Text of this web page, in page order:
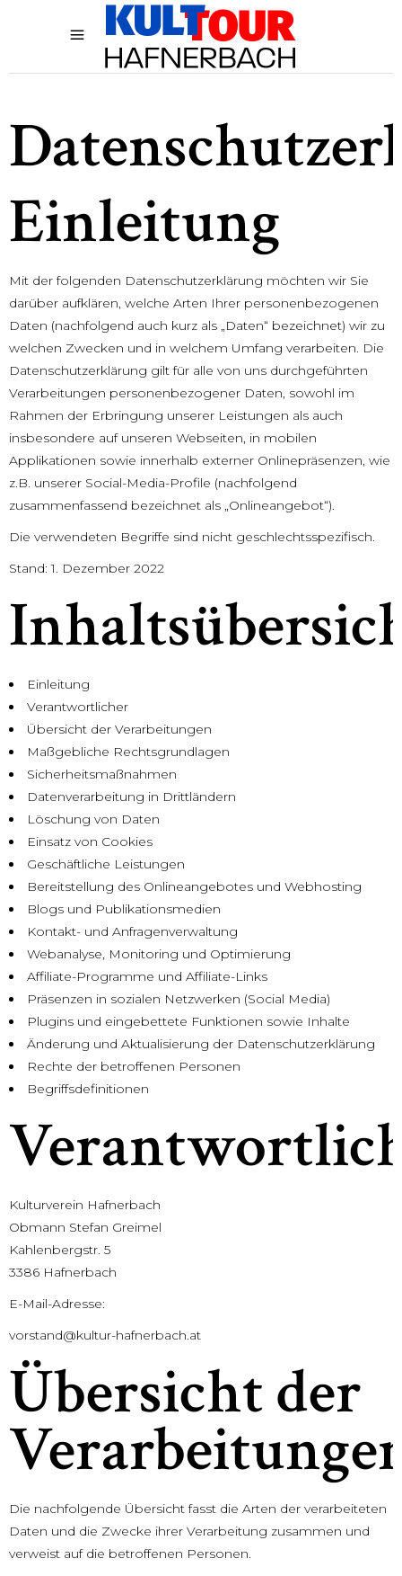
Einleitung
Mit der folgenden Datenschutzerklärung möchten wir Sie
darüber aufklären, welche Arten Ihrer personenbezogenen
Daten (nachfolgend auch kurz als „Daten“ bezeichnet) wir zu
welchen Zwecken und in welchem Umfang verarbeiten. Die
Datenschutzerklärung gilt für alle von uns durchgeführten
Verarbeitungen personenbezogener Daten, sowohl im
Rahmen der Erbringung unserer Leistungen als auch
insbesondere auf unseren Webseiten, in mobilen
Applikationen sowie innerhalb externer Onlinepräsenzen, wie
z.B. unserer Social-Media-Profile (nachfolgend
zusammenfassend bezeichnet als „Onlineangebot“).
Die verwendeten Begriffe sind nicht geschlechtsspezifisch.
Stand: 1. Dezember 2022
Einleitung
Verantwortlicher
Übersicht der Verarbeitungen
Maßgebliche Rechtsgrundlagen
Sicherheitsmaßnahmen
Datenverarbeitung in Drittländern
Löschung von Daten
Einsatz von Cookies
Geschäftliche Leistungen
Bereitstellung des Onlineangebotes und Webhosting
Blogs und Publikationsmedien
Kontakt- und Anfragenverwaltung
Webanalyse, Monitoring und Optimierung
Affiliate-Programme und Affiliate-Links
Präsenzen in sozialen Netzwerken (Social Media)
Plugins und eingebettete Funktionen sowie Inhalte
Änderung und Aktualisierung der Datenschutzerklärung
Rechte der betroffenen Personen
Begriffsdefinitionen
Kulturverein Hafnerbach
Obmann Stefan Greimel
Kahlenbergstr. 5
3386 Hafnerbach
E-Mail-Adresse:
vorstand@kultur-hafnerbach.at
Übersicht der
Die nachfolgende Übersicht fasst die Arten der verarbeiteten
Daten und die Zwecke ihrer Verarbeitung zusammen und
verweist auf die betroffenen Personen.